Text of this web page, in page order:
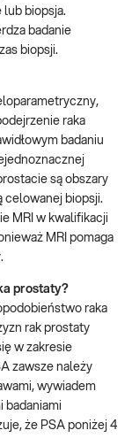
biopsja.
badanie
biopsji.
raka
badaniu
są obszary
celowanej biopsji.
MRI w kwalifikacji
MRI pomaga
prostaty?
raka
rak prostaty
w zakresie
zawsze należy
wywiadem
badaniami
że PSA poniżej 4